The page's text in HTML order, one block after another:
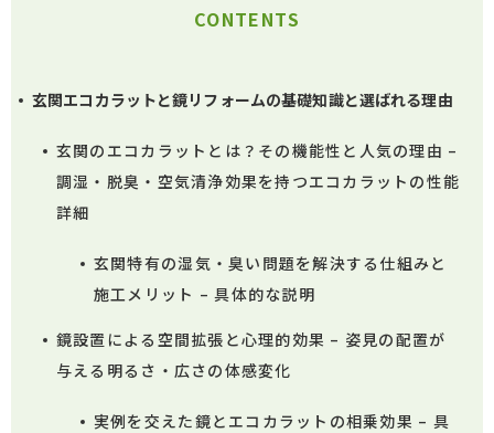
CONTENTS
玄関エコカラットと鏡リフォームの基礎知識と選ばれる理由
玄関のエコカラットとは？その機能性と人気の理由 –
調湿・脱臭・空気清浄効果を持つエコカラットの性能
詳細
玄関特有の湿気・臭い問題を解決する仕組みと
施工メリット – 具体的な説明
鏡設置による空間拡張と心理的効果 – 姿見の配置が
与える明るさ・広さの体感変化
実例を交えた鏡とエコカラットの相乗効果 – 具